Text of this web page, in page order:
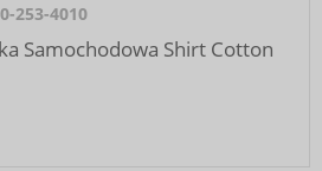
253-4010
Samochodowa Shirt Cotton